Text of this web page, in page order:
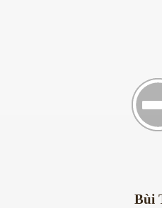
Bùi